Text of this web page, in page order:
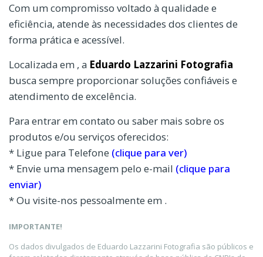
Com um compromisso voltado à qualidade e
eficiência, atende às necessidades dos clientes de
forma prática e acessível.
Localizada em , a Eduardo Lazzarini Fotografia
busca sempre proporcionar soluções confiáveis e
atendimento de excelência.
Para entrar em contato ou saber mais sobre os
produtos e/ou serviços oferecidos:
* Ligue para Telefone (clique para ver)
* Envie uma mensagem pelo e-mail (clique para
enviar)
* Ou visite-nos pessoalmente em .
IMPORTANTE!
Os dados divulgados de Eduardo Lazzarini Fotografia são públicos e